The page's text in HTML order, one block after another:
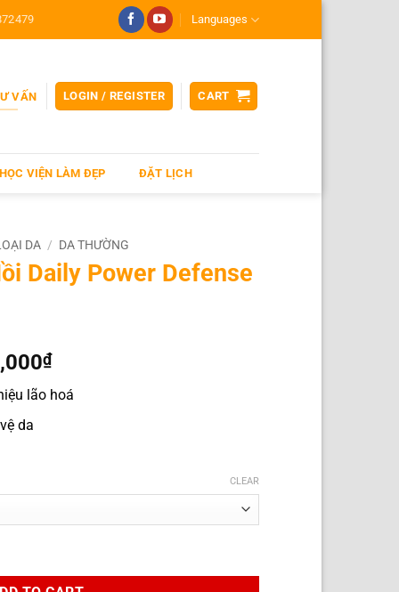
Languages
VẤN LOGIN / REGISTER CART
VIỆN LÀM ĐẸP ĐẶT LỊCH
DA / DA THƯỜNG
Daily Power Defense
₫
lão hoá
da
CLEAR